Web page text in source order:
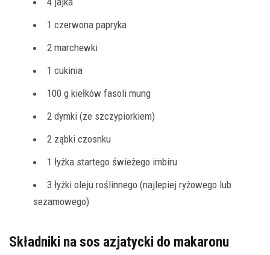
1 czerwona papryka
2 marchewki
1 cukinia
100 g kiełków fasoli mung
2 dymki (ze szczypiorkiem)
2 ząbki czosnku
1 łyżka startego świeżego imbiru
3 łyżki oleju roślinnego (najlepiej ryżowego lub
sezamowego)
Składniki na sos azjatycki do makaronu